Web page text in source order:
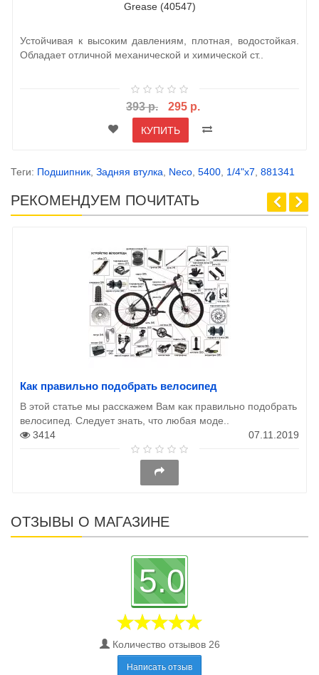
Grease (40547)
Устойчивая к высоким давлениям, плотная, водостойкая.
Обладает отличной механической и химической ст..
393 р. 295 р.
КУПИТЬ
Теги: Подшипник, Задняя втулка, Neco, 5400, 1/4"x7, 881341
РЕКОМЕНДУЕМ ПОЧИТАТЬ
Как правильно подобрать велосипед
В этой статье мы расскажем Вам как правильно подобрать
велосипед. Следует знать, что любая моде..
3414
07.11.2019
ОТЗЫВЫ О МАГАЗИНЕ
5.0
Количество отзывов 26
Написать отзыв